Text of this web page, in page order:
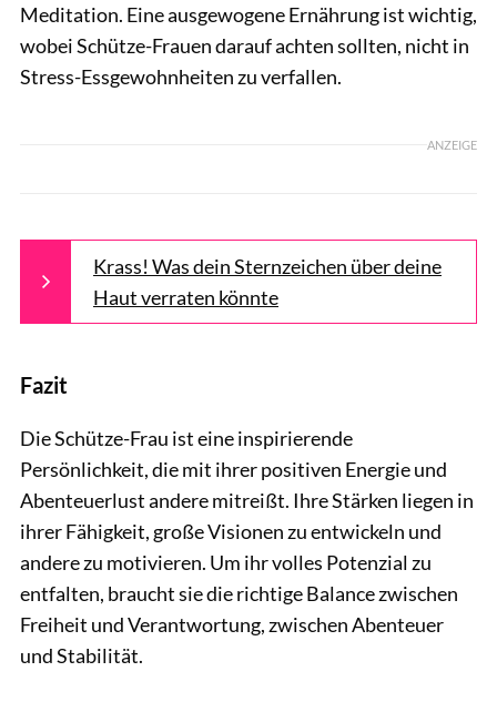
Meditation. Eine ausgewogene Ernährung ist wichtig,
wobei Schütze-Frauen darauf achten sollten, nicht in
Stress-Essgewohnheiten zu verfallen.
ANZEIGE
Krass! Was dein Sternzeichen über deine
Haut verraten könnte
Fazit
Die Schütze-Frau ist eine inspirierende
Persönlichkeit, die mit ihrer positiven Energie und
Abenteuerlust andere mitreißt. Ihre Stärken liegen in
ihrer Fähigkeit, große Visionen zu entwickeln und
andere zu motivieren. Um ihr volles Potenzial zu
entfalten, braucht sie die richtige Balance zwischen
Freiheit und Verantwortung, zwischen Abenteuer
und Stabilität.